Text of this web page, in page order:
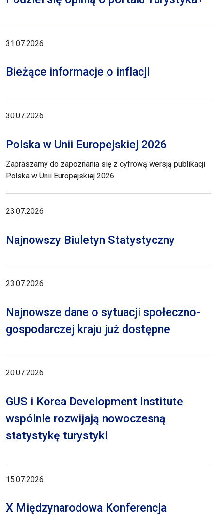
31.07.2026
Bieżące informacje o inflacji
30.07.2026
Polska w Unii Europejskiej 2026
Zapraszamy do zapoznania się z cyfrową wersją publikacji
Polska w Unii Europejskiej 2026
23.07.2026
Najnowszy Biuletyn Statystyczny
23.07.2026
Najnowsze dane o sytuacji społeczno-
gospodarczej kraju już dostępne
20.07.2026
GUS i Korea Development Institute
wspólnie rozwijają nowoczesną
statystykę turystyki
15.07.2026
X Międzynarodowa Konferencja